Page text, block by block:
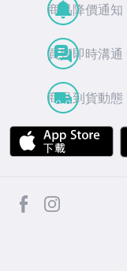
商品降價通知
買賣即時溝通
商品到貨動態
facebook